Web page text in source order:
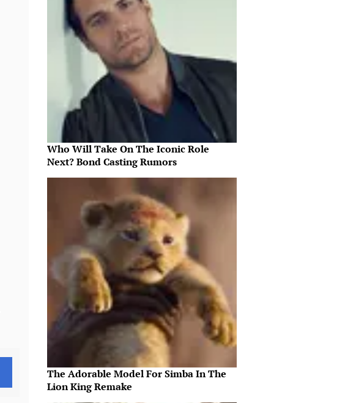
Who Will Take On The Iconic Role
Next? Bond Casting Rumors
The Adorable Model For Simba In The
Lion King Remake